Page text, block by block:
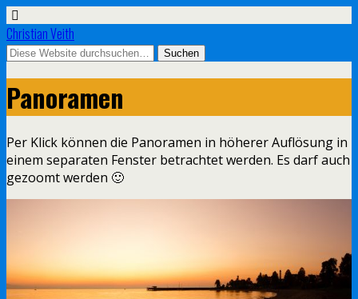
Christian Veith
Panoramen
Per Klick können die Panoramen in höherer Auflösung in
einem separaten Fenster betrachtet werden. Es darf auch
gezoomt werden 🙂